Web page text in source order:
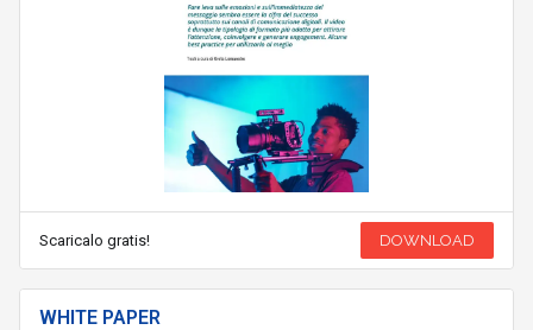
Scaricalo gratis! DOWNLOAD
WHITE PAPER